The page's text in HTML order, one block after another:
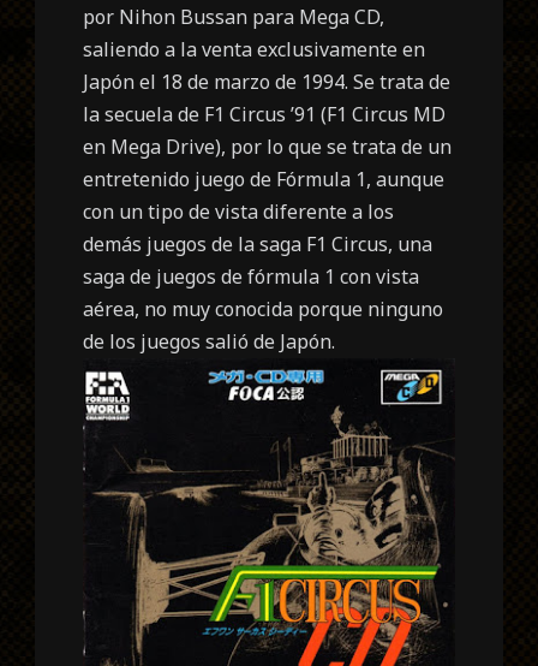
por Nihon Bussan para Mega CD,
saliendo a la venta exclusivamente en
Japón el 18 de marzo de 1994. Se trata de
la secuela de F1 Circus ’91 (F1 Circus MD
en Mega Drive), por lo que se trata de un
entretenido juego de Fórmula 1, aunque
con un tipo de vista diferente a los
demás juegos de la saga F1 Circus, una
saga de juegos de fórmula 1 con vista
aérea, no muy conocida porque ninguno
de los juegos salió de Japón.